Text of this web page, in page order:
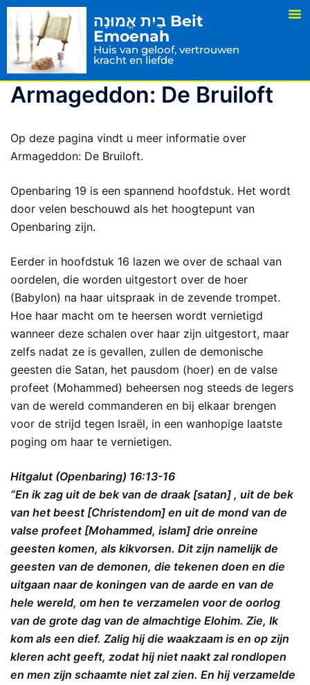
בַיִת אֱמוּנָה Beit
Emoenah
Huis van geloof, vertrouwen
kracht en liefde
Armageddon: De Bruiloft
Op deze pagina vindt u meer informatie over
Armageddon: De Bruiloft.
Openbaring 19 is een spannend hoofdstuk. Het wordt
door velen beschouwd als het hoogtepunt van
Openbaring zijn.
Eerder in hoofdstuk 16 lazen we over de schaal van
oordelen, die worden uitgestort over de hoer
(Babylon) na haar uitspraak in de zevende trompet.
Hoe haar macht om te heersen wordt vernietigd
wanneer deze schalen over haar zijn uitgestort, maar
zelfs nadat ze is gevallen, zullen de demonische
geesten die Satan, het pausdom (hoer) en de valse
profeet (Mohammed) beheersen nog steeds de legers
van de wereld commanderen en bij elkaar brengen
voor de strijd tegen Israël, in een wanhopige laatste
poging om haar te vernietigen.
Hitgalut (Openbaring) 16:13-16
“En ik zag uit de bek van de draak [satan] , uit de bek
van het beest [Christendom] en uit de mond van de
valse profeet [Mohammed, islam] drie onreine
geesten komen, als kikvorsen. Dit zijn namelijk de
geesten van de demonen, die tekenen doen en die
uitgaan naar de koningen van de aarde en van de
hele wereld, om hen te verzamelen voor de oorlog
van de grote dag van de almachtige Elohim. Zie, Ik
kom als een dief. Zalig hij die waakzaam is en op zijn
kleren acht geeft, zodat hij niet naakt zal rondlopen
en men zijn schaamte niet zal zien. En hij verzamelde